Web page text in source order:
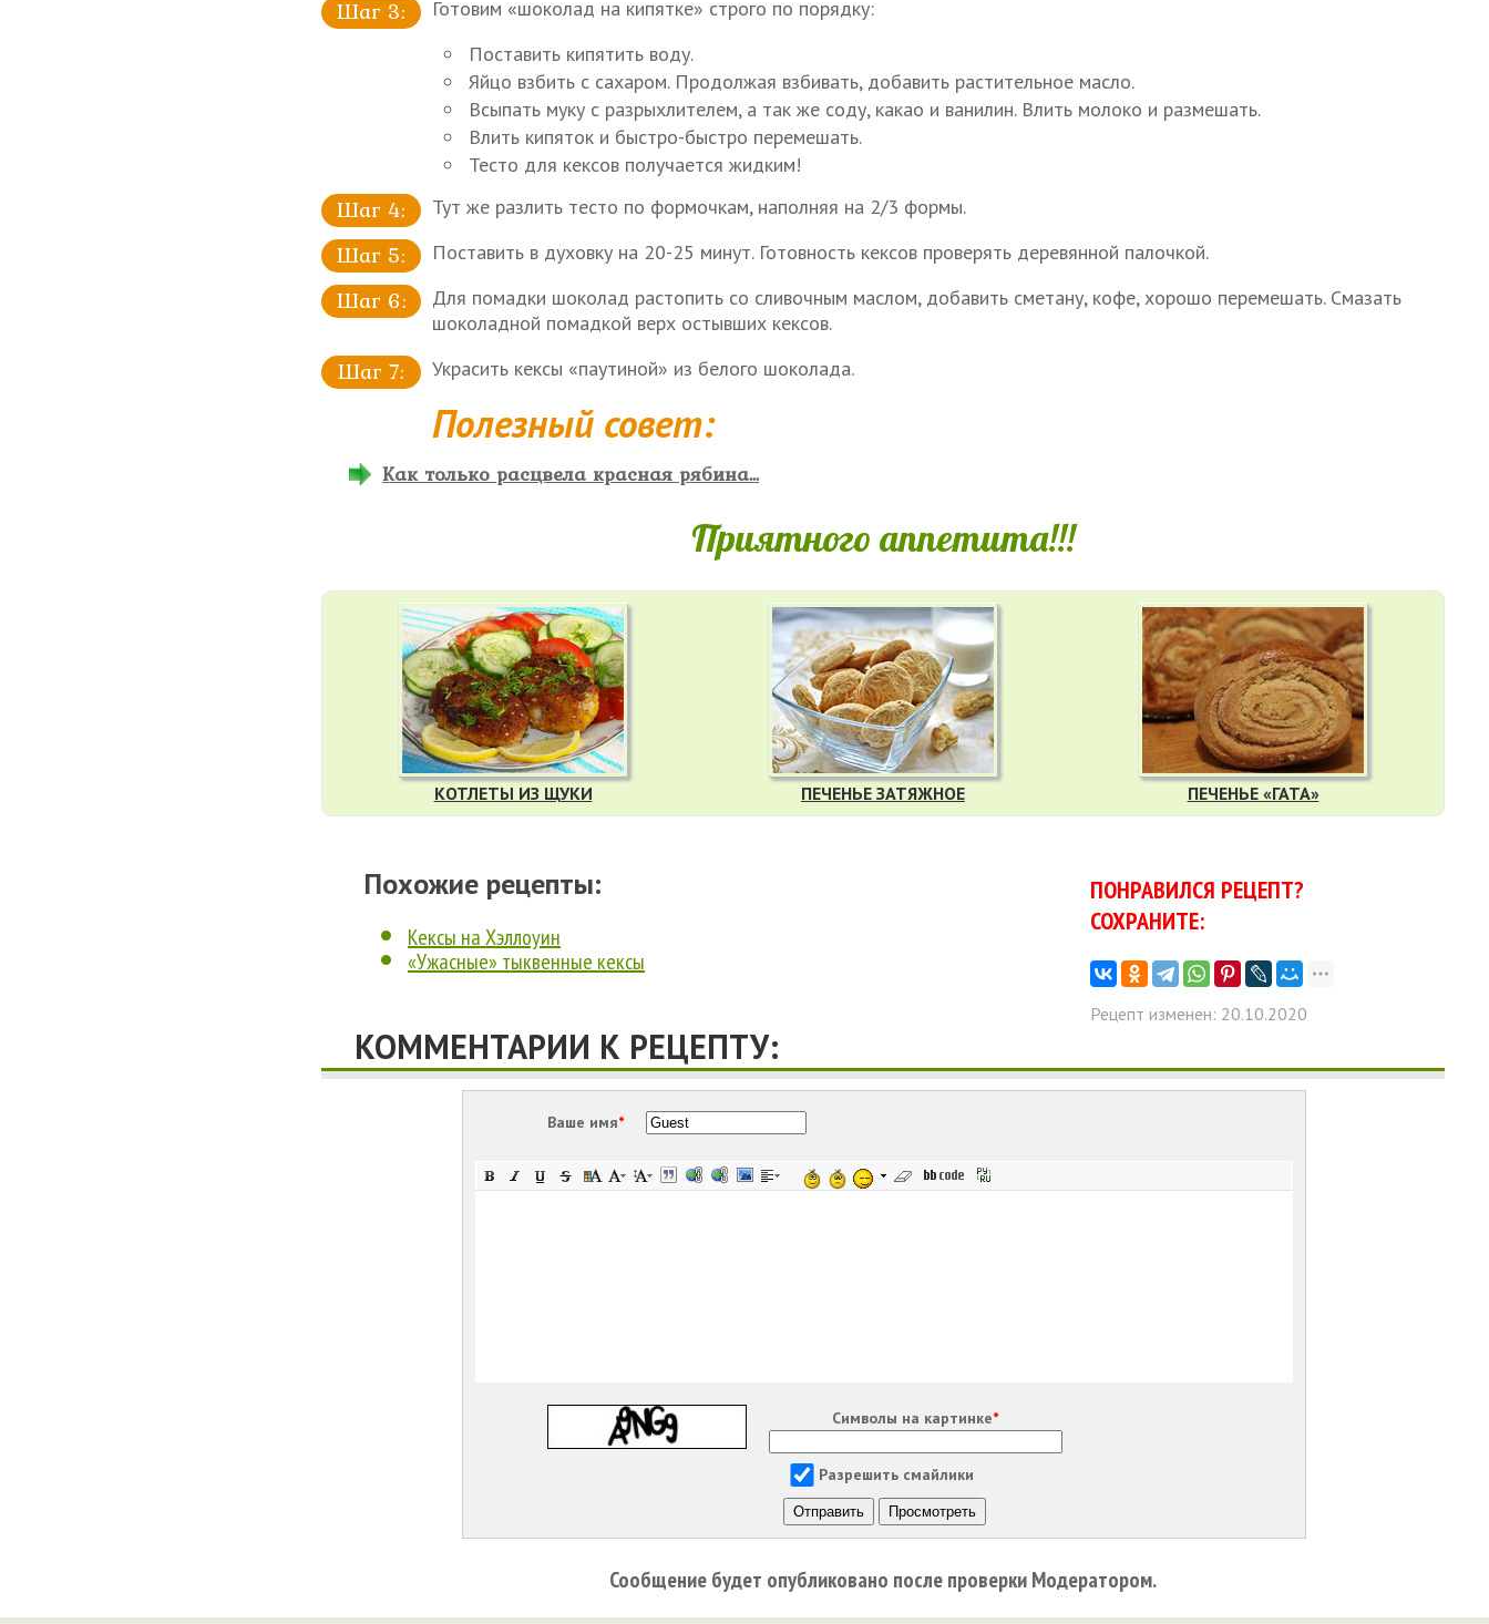
Готовим «шоколад на кипятке» строго по порядку:
Поставить кипятить воду.
Яйцо взбить с сахаром. Продолжая взбивать, добавить растительное масло.
Всыпать муку с разрыхлителем, а так же соду, какао и ванилин. Влить молоко и размешать.
Влить кипяток и быстро-быстро перемешать.
Тесто для кексов получается жидким!
Тут же разлить тесто по формочкам, наполняя на 2/3 формы.
Поставить в духовку на 20-25 минут. Готовность кексов проверять деревянной палочкой.
Для помадки шоколад растопить со сливочным маслом, добавить сметану, кофе, хорошо перемешать. Смазать
шоколадной помадкой верх остывших кексов.
Украсить кексы «паутиной» из белого шоколада.
Полезный совет:
Как только расцвела красная рябина...
Приятного аппетита!!!
КОТЛЕТЫ ИЗ ЩУКИ ПЕЧЕНЬЕ ЗАТЯЖНОЕ ПЕЧЕНЬЕ «ГАТА»
Похожие рецепты:
Кексы на Хэллоуин
«Ужасные» тыквенные кексы
ПОНРАВИЛСЯ РЕЦЕПТ?
СОХРАНИТЕ:
Рецепт изменен: 20.10.2020
КОММЕНТАРИИ К РЕЦЕПТУ:
Ваше имя*
Символы на картинке*
Разрешить смайлики
Сообщение будет опубликовано после проверки Модератором.